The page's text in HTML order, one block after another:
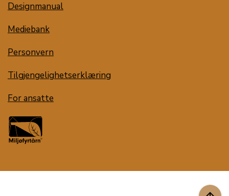
Designmanual
Mediebank
Personvern
Tilgjengelighetserklæring
For ansatte